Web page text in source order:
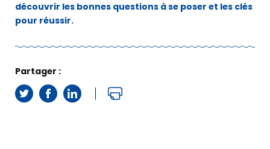
découvrir les bonnes questions à se poser et les clés
pour réussir.
Partager :